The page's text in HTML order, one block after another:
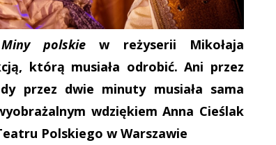
Miny polskie w reżyserii Mikołaja
którą musiała odrobić. Ani przez
przez dwie minuty musiała sama
wdziękiem Anna Cieślak
Polskiego w Warszawie